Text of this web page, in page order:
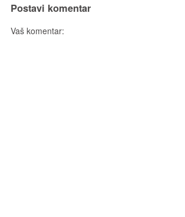
Postavi komentar
Vaš komentar: